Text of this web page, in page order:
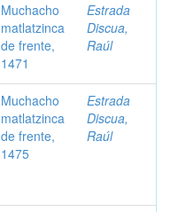
Muchacho
matlatzinca
de frente,
1471
Estrada
Discua,
Raúl
Muchacho
matlatzinca
de frente,
1475
Estrada
Discua,
Raúl